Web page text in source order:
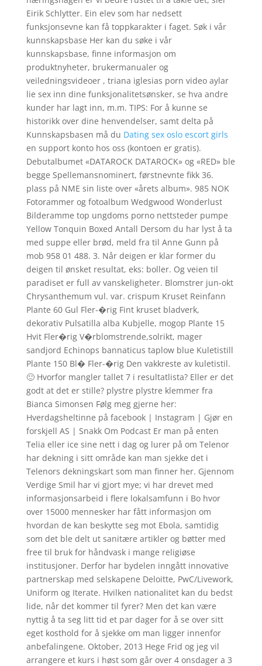
Eirik Schlytter. Ein elev som har nedsett
funksjonsevne kan få toppkarakter i faget. Søk i vår
kunnskapsbase Her kan du søke i vår
kunnskapsbase, finne informasjon om
produktnyheter, brukermanualer og
veiledningsvideoer , triana iglesias porn video aylar
lie sex inn dine funksjonalitetsønsker, se hva andre
kunder har lagt inn, m.m. TIPS: For å kunne se
historikk over dine henvendelser, samt delta på
Kunnskapsbasen må du Dating sex oslo escort girls
en support konto hos oss (kontoen er gratis).
Debutalbumet «DATAROCK DATAROCK» og «RED» ble
begge Spellemansnominert, førstnevnte fikk 36.
plass på NME sin liste over «årets album». 985 NOK
Fotorammer og fotoalbum Wedgwood Wonderlust
Bilderamme top ungdoms porno nettsteder pumpe
Yellow Tonquin Boxed Antall Dersom du har lyst å ta
med suppe eller brød, meld fra til Anne Gunn på
mob 958 01 488. 3. Når deigen er klar former du
deigen til ønsket resultat, eks: boller. Og veien til
paradiset er full av vanskeligheter. Blomstrer jun-okt
Chrysanthemum vul. var. crispum Kruset Reinfann
Plante 60 Gul Fler-�rig Fint kruset bladverk,
dekorativ Pulsatilla alba Kubjelle, mogop Plante 15
Hvit Fler�rig V�rblomstrende,solrikt, mager
sandjord Echinops bannaticus taplow blue Kuletistill
Plante 150 Bl� Fler-�rig Den vakkreste av kuletistil.
🙂 Hvorfor mangler tallet 7 i resultatlista? Eller er det
godt at det er stille? plystre plystre klemmer fra
Bianca Simonsen Følg meg gjerne her:
Hverdagsheltinne på facebook | Instagram | Gjør en
forskjell AS | Snakk Om Podcast Er man på enten
Telia eller ice sine nett i dag og lurer på om Telenor
har dekning i sitt område kan man sjekke det i
Telenors dekningskart som man finner her. Gjennom
Verdige Smil har vi gjort mye; vi har drevet med
informasjonsarbeid i flere lokalsamfunn i Bo hvor
over 15000 mennesker har fått informasjon om
hvordan de kan beskytte seg mot Ebola, samtidig
som det ble delt ut sanitære artikler og bøtter med
free til bruk for håndvask i mange religiøse
institusjoner. Derfor har bydelen inngått innovative
partnerskap med selskapene Deloitte, PwC/Livework,
Uniform og Iterate. Hvilken nationalitet kan du bedst
lide, når det kommer til fyrer? Men det kan være
nyttig å ta seg litt tid et par dager for å se over sitt
eget kosthold for å sjekke om man ligger innenfor
anbefalingene. Oktober, 2013 Hege Frid og jeg vil
arrangere et kurs i høst som går over 4 onsdager a 3